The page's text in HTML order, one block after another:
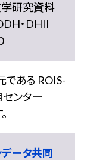
学研究資料
・DHII
である ROIS-
ンター
ータ共同